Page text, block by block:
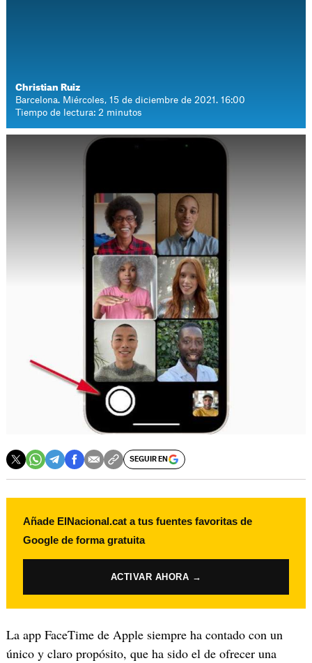
Christian Ruiz
Barcelona. Miércoles, 15 de diciembre de 2021. 16:00
Tiempo de lectura: 2 minutos
SEGUIR EN
Añade ElNacional.cat a tus fuentes favoritas de
Google de forma gratuita
ACTIVAR AHORA →
La app FaceTime de Apple siempre ha contado con un
único y claro propósito, que ha sido el de ofrecer una